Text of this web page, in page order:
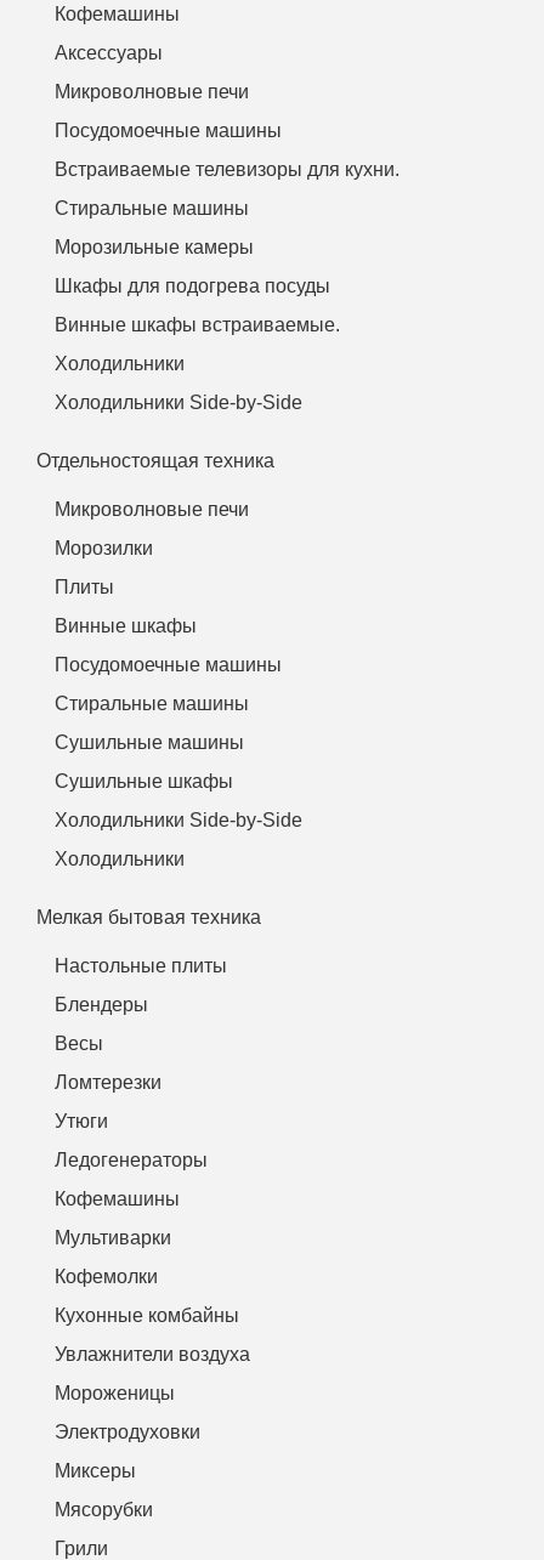
Кофемашины
Аксессуары
Микроволновые печи
Посудомоечные машины
Встраиваемые телевизоры для кухни.
Стиральные машины
Морозильные камеры
Шкафы для подогрева посуды
Винные шкафы встраиваемые.
Холодильники
Холодильники Side-by-Side
Отдельностоящая техника
Микроволновые печи
Морозилки
Плиты
Винные шкафы
Посудомоечные машины
Стиральные машины
Сушильные машины
Сушильные шкафы
Холодильники Side-by-Side
Холодильники
Мелкая бытовая техника
Настольные плиты
Блендеры
Весы
Ломтерезки
Утюги
Ледогенераторы
Кофемашины
Мультиварки
Кофемолки
Кухонные комбайны
Увлажнители воздуха
Мороженицы
Электродуховки
Миксеры
Мясорубки
Грили